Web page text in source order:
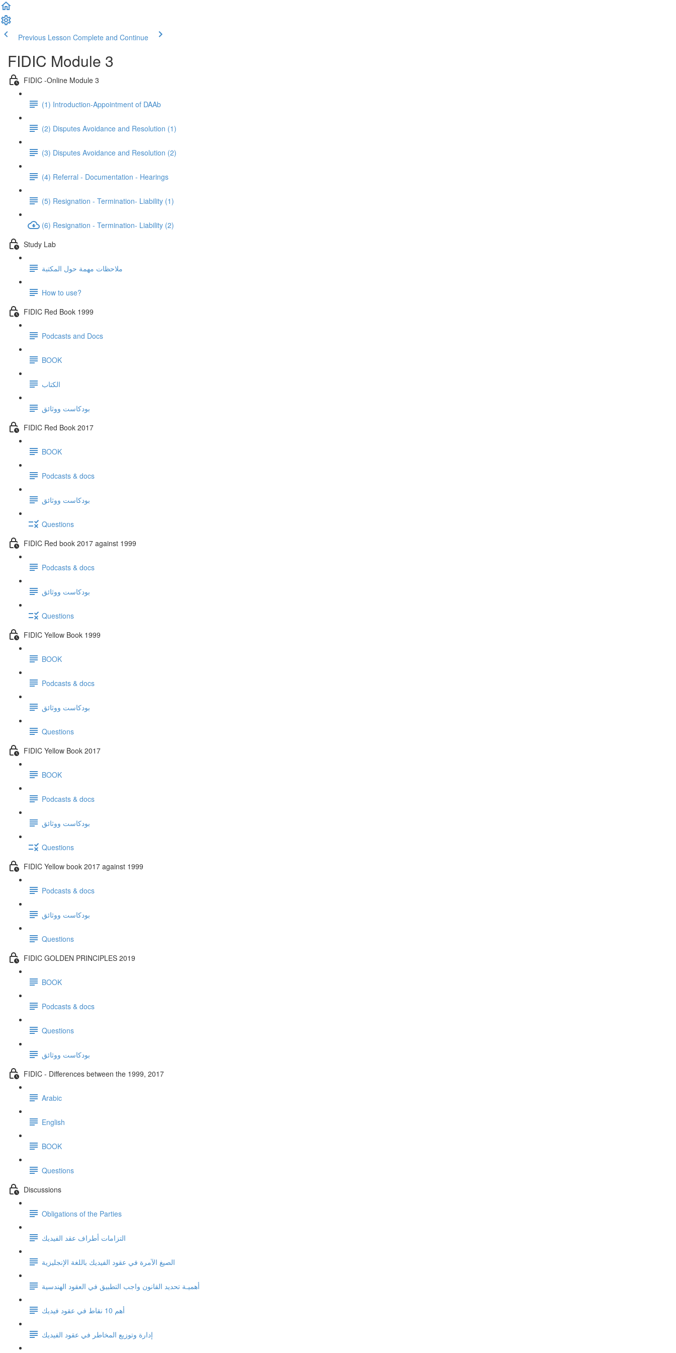
Previous Lesson Complete and Continue
FIDIC Module 3
FIDIC -Online Module 3
(1) Introduction-Appointment of DAAb
(2) Disputes Avoidance and Resolution (1)
(3) Disputes Avoidance and Resolution (2)
(4) Referral - Documentation - Hearings
(5) Resignation - Termination- Liability (1)
(6) Resignation - Termination- Liability (2)
Study Lab
ملاحظات مهمة حول المكتبة
How to use?
FIDIC Red Book 1999
Podcasts and Docs
BOOK
الكتاب
بودكاست ووثائق
FIDIC Red Book 2017
BOOK
Podcasts & docs
بودكاست ووثائق
Questions
FIDIC Red book 2017 against 1999
Podcasts & docs
بودكاست ووثائق
Questions
FIDIC Yellow Book 1999
BOOK
Podcasts & docs
بودكاست ووثائق
Questions
FIDIC Yellow Book 2017
BOOK
Podcasts & docs
بودكاست ووثائق
Questions
FIDIC Yellow book 2017 against 1999
Podcasts & docs
بودكاست ووثائق
Questions
FIDIC GOLDEN PRINCIPLES 2019
BOOK
Podcasts & docs
Questions
بودكاست ووثائق
FIDIC - Differences between the 1999, 2017
Arabic
English
BOOK
Questions
Discussions
Obligations of the Parties
التزامات أطراف عقد الفيديك
الصيغ الآمرة في عقود الفيديك باللغة الإنجليزية
أهميـة تحديد القانون واجب التطبيق في العقود الهندسية
أهم 10 نقاط في عقود فيديك
إدارة وتوزيع المخاطر في عقود الفيديك